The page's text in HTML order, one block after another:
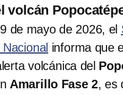
volcán
de mayo de 2026, el
informa que
volcánica del
Amarillo Fase 2, es